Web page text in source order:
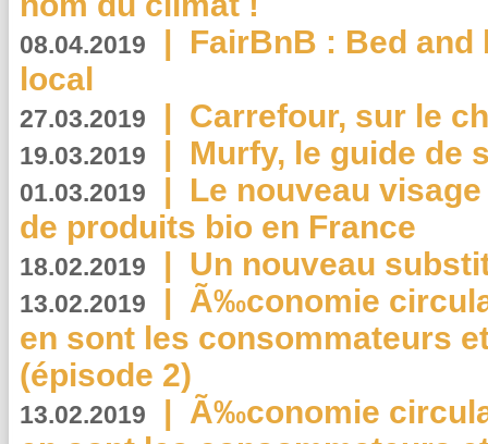
08.04.2019 | FairBnB : Bed
local
27.03.2019 | Carrefour, sur le
19.03.2019 | Murfy, le guide de
01.03.2019 | Le nouveau
de produits bio en France
18.02.2019 | Un nouveau
13.02.2019 | Ã‰conomie
en sont les consommateurs
(épisode 2)
13.02.2019 | Ã‰conomie